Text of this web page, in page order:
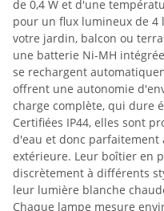
de 0,4 W et d'une
pour un flux lumineux de
votre jardin, balcon ou
une batterie Ni-MH intégrée
se rechargent
offrent une autonomie
charge complète, qui dure
Certifiées IP44, elles sont
d'eau et donc
extérieure. Leur boîtier en
discrètement à différents
leur lumière blanche
Chaque lampe mesure